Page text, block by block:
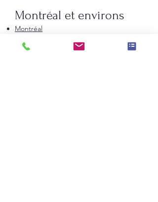
Montréal et environs
Montréal
Longueuil